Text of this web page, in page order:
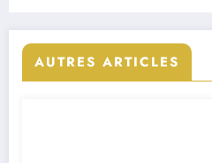
AUTRES ARTICLES